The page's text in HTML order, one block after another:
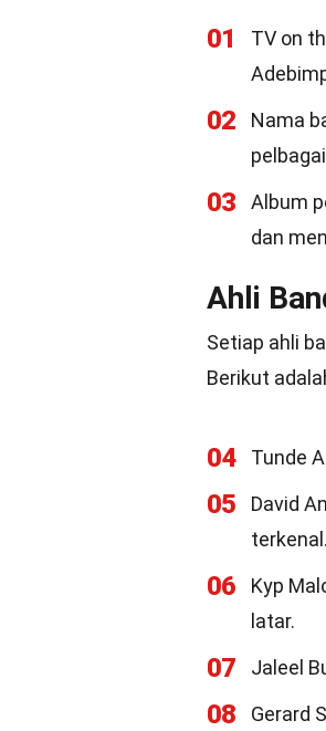
01
TV on
02
Nama
03
Album
dan
Ahli
Setiap ahli
Berikut
04 Tunde
05
David
terkenal.
06
Kyp
latar.
07 Jaleel
08
Gerard